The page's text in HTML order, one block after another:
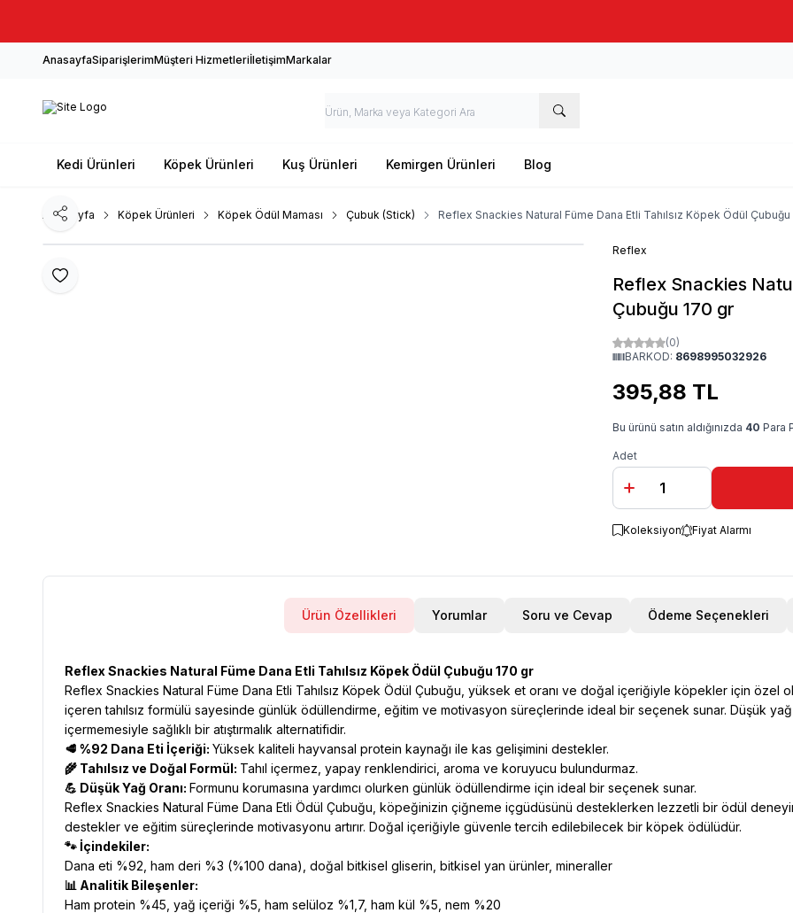
AnasayfaSiparişlerimMüşteri HizmetleriİletişimMarkalar
Kedi Ürünleri Köpek Ürünleri Kuş Ürünleri Kemirgen Ürünleri Blog
Ana Sayfa Köpek Ürünleri Köpek Ödül Maması Çubuk (Stick) Reflex Snackies Natural Füme Dana Etli Tahılsız Köpek Ödül Çubuğu
Favoriye Ekle
Paylaş
Reflex
Reflex Snackies
Çubuğu 170 gr
(0)
BARKOD: 8698995032926
395,88 TL
Bu ürünü satın aldığınızda 40 Para
Adet
Koleksiyon Fiyat Alarmı
Ürün Özellikleri Yorumlar Soru ve Cevap Ödeme Seçenekleri
Reflex Snackies Natural Füme Dana Etli Tahılsız Köpek Ödül Çubuğu 170 gr
Reflex Snackies Natural Füme Dana Etli Tahılsız Köpek Ödül Çubuğu, yüksek et oranı ve doğal içeriğiyle köpekler için özel
içeren tahılsız formülü sayesinde günlük ödüllendirme, eğitim ve motivasyon süreçlerinde ideal bir seçenek sunar. Düşük
içermemesiyle sağlıklı bir atıştırmalık alternatifidir.
🥩 %92 Dana Eti İçeriği: Yüksek kaliteli hayvansal protein kaynağı ile kas gelişimini destekler.
🌾 Tahılsız ve Doğal Formül: Tahıl içermez, yapay renklendirici, aroma ve koruyucu bulundurmaz.
💪 Düşük Yağ Oranı: Formunu korumasına yardımcı olurken günlük ödüllendirme için ideal bir seçenek sunar.
Reflex Snackies Natural Füme Dana Etli Ödül Çubuğu, köpeğinizin çiğneme içgüdüsünü desteklerken lezzetli bir ödül
destekler ve eğitim süreçlerinde motivasyonu artırır. Doğal içeriğiyle güvenle tercih edilebilecek bir köpek ödülüdür.
🐾 İçindekiler:
Dana eti %92, ham deri %3 (%100 dana), doğal bitkisel gliserin, bitkisel yan ürünler, mineraller
📊 Analitik Bileşenler:
Ham protein %45, yağ içeriği %5, ham selüloz %1,7, ham kül %5, nem %20